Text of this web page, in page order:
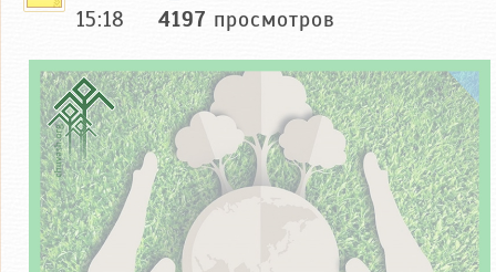
15:18
4197 просмотров